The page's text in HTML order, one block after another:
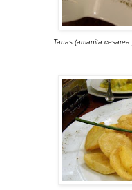
Tanas (amanita